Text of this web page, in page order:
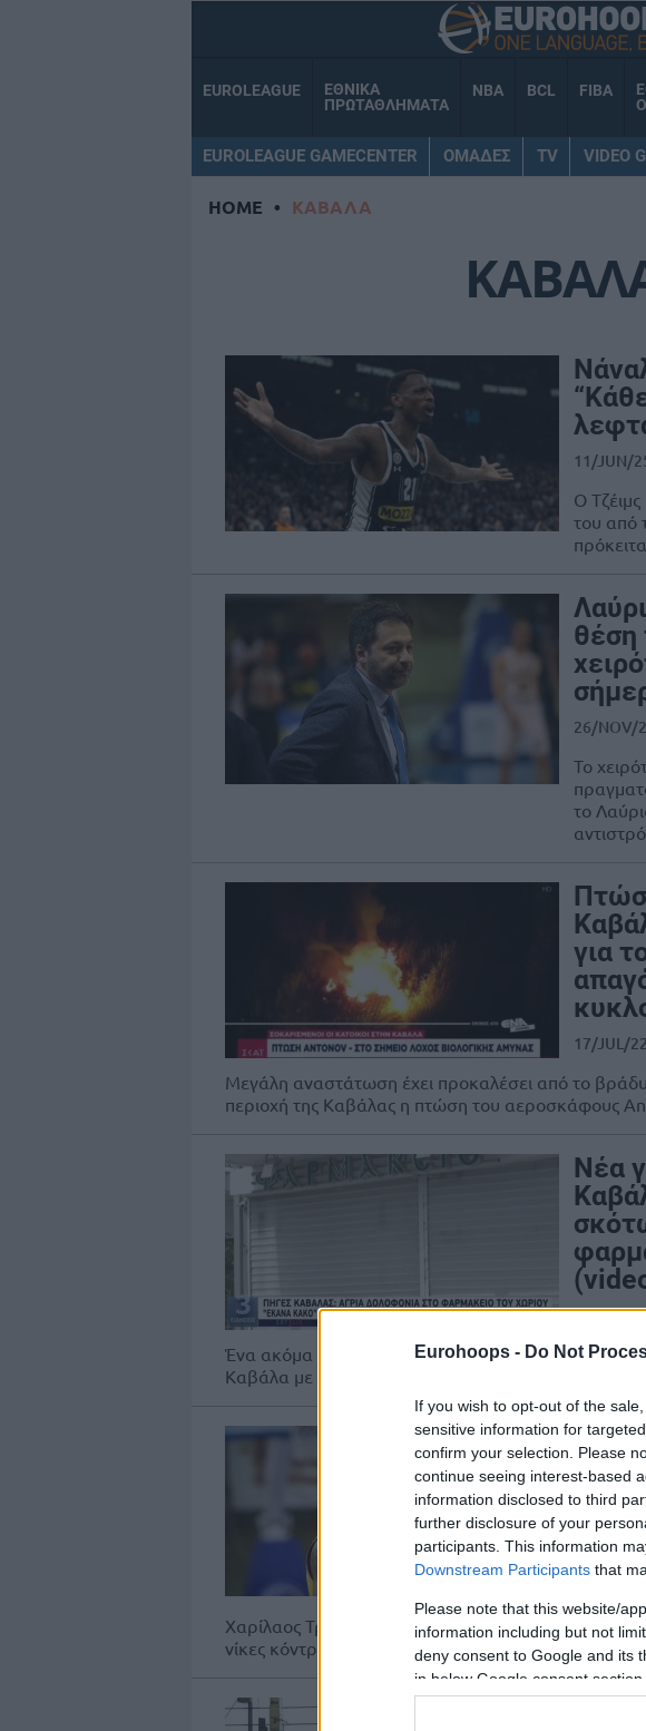
Eurohoops - Do Not
If you wish to opt-out of the
sensitive information for
confirm your selection. Please
continue seeing interest-based
information disclosed to third
further disclosure of your
participants. This information
Downstream Participants that
Please note that this website/
information including but not
deny consent to Google and its
in below Google consent section.
EUROLEAGUE
ΕΘΝΙΚΑ
ΠΡΩΤΑΘΛΗΜΑΤΑ
NBA BCL FIBA
EUROLEAGUE GAMECENTER ΟΜΑΔΕΣ TV VIDEO
HOME • ΚΑΒΑΛΑ
11/JUN/
Ο
του από
θέση
26/NOV/
Το
το
για
17/JUL/
Μεγάλη αναστάτωση έχει προκαλέσει από το
περιοχή της Καβάλας η πτώση του αεροσκάφους
Νέα
06/MAY/
Ένα ακόμα θύμα γυναικοκτονίας καταγράφηκε
Καβάλα με θύτη έναν 55χρονο σύζυγο.
Α2:
Χαρίλαος Τρικούπης και Καβάλα έκαναν σημαντικό
νίκες κόντρα σε Ελευθερούπολη και Τρίτωνα